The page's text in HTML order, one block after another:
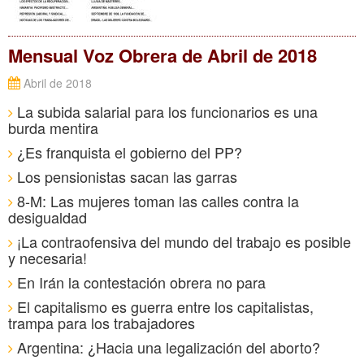
Mensual Voz Obrera de Abril de 2018
Abril de 2018
La subida salarial para los funcionarios es una
burda mentira
¿Es franquista el gobierno del PP?
Los pensionistas sacan las garras
8-M: Las mujeres toman las calles contra la
desigualdad
¡La contraofensiva del mundo del trabajo es posible
y necesaria!
En Irán la contestación obrera no para
El capitalismo es guerra entre los capitalistas,
trampa para los trabajadores
Argentina: ¿Hacia una legalización del aborto?